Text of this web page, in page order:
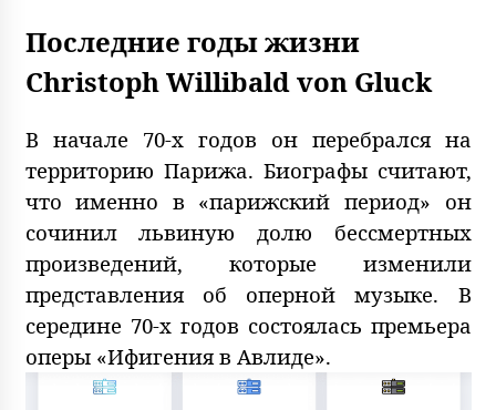
Последние годы жизни
Christoph Willibald von Gluck
В начале 70-х годов он перебрался на
территорию Парижа. Биографы считают,
что именно в «парижский период» он
сочинил львиную долю бессмертных
произведений, которые изменили
представления об оперной музыке. В
середине 70-х годов состоялась премьера
оперы «Ифигения в Авлиде».